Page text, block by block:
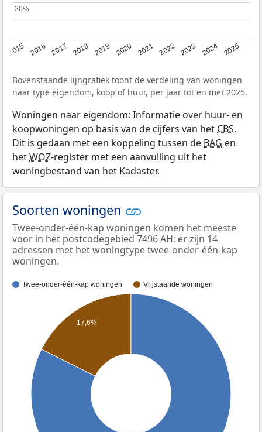
2015 2016 2017 2018 2019 2020 2021 2022 2023 2024 2025
20%
20%
Bovenstaande lijngrafiek toont de verdeling van woningen
naar type eigendom, koop of huur, per jaar tot en met 2025.
Woningen naar eigendom: Informatie over huur- en
koopwoningen op basis van de cijfers van het CBS.
Dit is gedaan met een koppeling tussen de BAG en
hetWOZ-register met een aanvulling uit het
woningbestand van het Kadaster.
Soorten woningen
Twee-onder-één-kap woningen komen het meeste
voor in het postcodegebied 7496 AH: er zijn 14
adressen met het woningtype twee-onder-één-kap
woningen.
Twee-onder-één-kap woningen Vrijstaande woningen
17,6%